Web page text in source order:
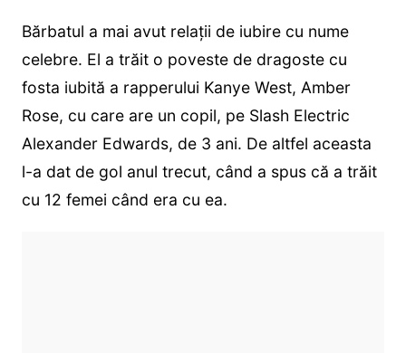
Bărbatul a mai avut relații de iubire cu nume
celebre. El a trăit o poveste de dragoste cu
fosta iubită a rapperului Kanye West, Amber
Rose, cu care are un copil, pe Slash Electric
Alexander Edwards, de 3 ani. De altfel aceasta
l-a dat de gol anul trecut, când a spus că a trăit
cu 12 femei când era cu ea.